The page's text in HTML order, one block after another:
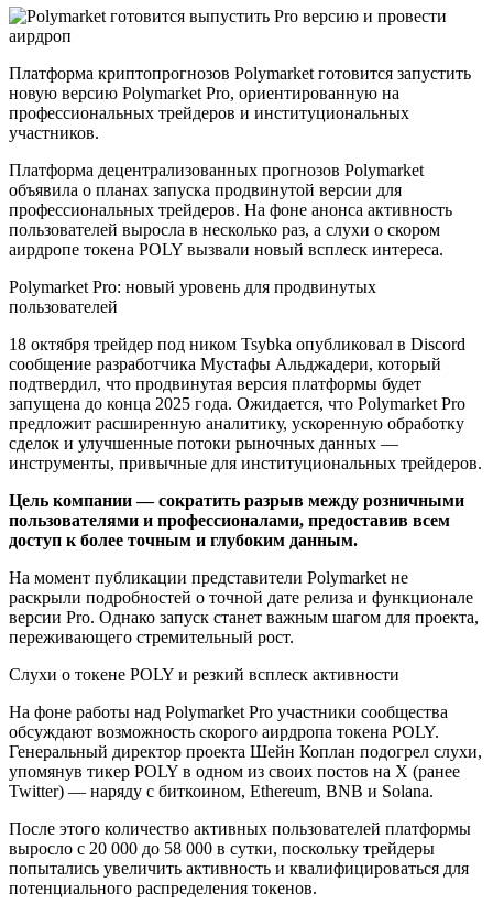
Платформа криптопрогнозов Polymarket готовится запустить
новую версию Polymarket Pro, ориентированную на
профессиональных трейдеров и институциональных
участников.
Платформа децентрализованных прогнозов Polymarket
объявила о планах запуска продвинутой версии для
профессиональных трейдеров. На фоне анонса активность
пользователей выросла в несколько раз, а слухи о скором
аирдропе токена POLY вызвали новый всплеск интереса.
Polymarket Pro: новый уровень для продвинутых
пользователей
18 октября трейдер под ником Tsybka опубликовал в Discord
сообщение разработчика Мустафы Альджадери, который
подтвердил, что продвинутая версия платформы будет
запущена до конца 2025 года. Ожидается, что Polymarket Pro
предложит расширенную аналитику, ускоренную обработку
сделок и улучшенные потоки рыночных данных —
инструменты, привычные для институциональных трейдеров.
Цель компании — сократить разрыв между розничными
пользователями и профессионалами, предоставив всем
доступ к более точным и глубоким данным.
На момент публикации представители Polymarket не
раскрыли подробностей о точной дате релиза и функционале
версии Pro. Однако запуск станет важным шагом для проекта,
переживающего стремительный рост.
Слухи о токене POLY и резкий всплеск активности
На фоне работы над Polymarket Pro участники сообщества
обсуждают возможность скорого аирдропа токена POLY.
Генеральный директор проекта Шейн Коплан подогрел слухи,
упомянув тикер POLY в одном из своих постов на X (ранее
Twitter) — наряду с биткоином, Ethereum, BNB и Solana.
После этого количество активных пользователей платформы
выросло с 20 000 до 58 000 в сутки, поскольку трейдеры
попытались увеличить активность и квалифицироваться для
потенциального распределения токенов.